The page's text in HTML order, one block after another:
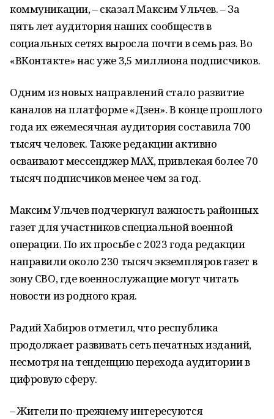
коммуникации, – сказал Максим Ульчев. – За
пять лет аудитория наших сообществ в
социальных сетях выросла почти в семь раз. Во
«ВКонтакте» нас уже 3,5 миллиона подписчиков.
Одним из новых направлений стало развитие
каналов на платформе «Дзен». В конце прошлого
года их ежемесячная аудитория составила 700
тысяч человек. Также редакции активно
осваивают мессенджер MAX, привлекая более 70
тысяч подписчиков менее чем за год.
Максим Ульчев подчеркнул важность районных
газет для участников специальной военной
операции. По их просьбе с 2023 года редакции
направили около 230 тысяч экземпляров газет в
зону СВО, где военнослужащие могут читать
новости из родного края.
Радий Хабиров отметил, что республика
продолжает развивать сеть печатных изданий,
несмотря на тенденцию перехода аудитории в
цифровую сферу.
– Жители по-прежнему интересуются